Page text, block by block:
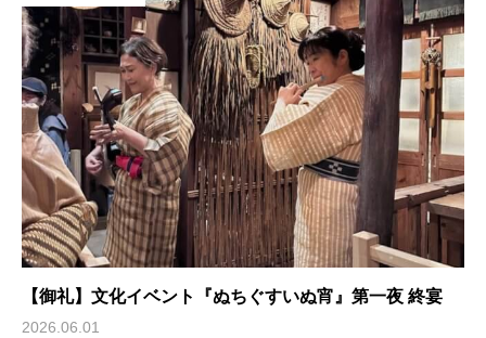
【御礼】文化イベント『ぬちぐすいぬ宵』第一夜 終宴
2026.06.01